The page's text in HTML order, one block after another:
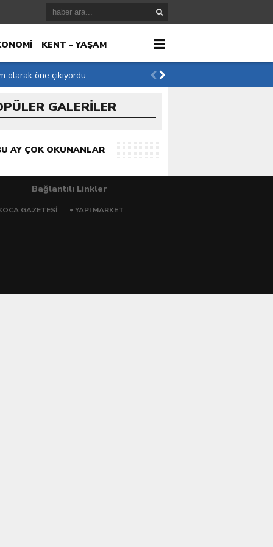
KENT – YAŞAM
olarak öne çıkıyordu.
GALERİLER
AY ÇOK OKUNANLAR
Bağlantılı Linkler
GAZETESI YAPI MARKET